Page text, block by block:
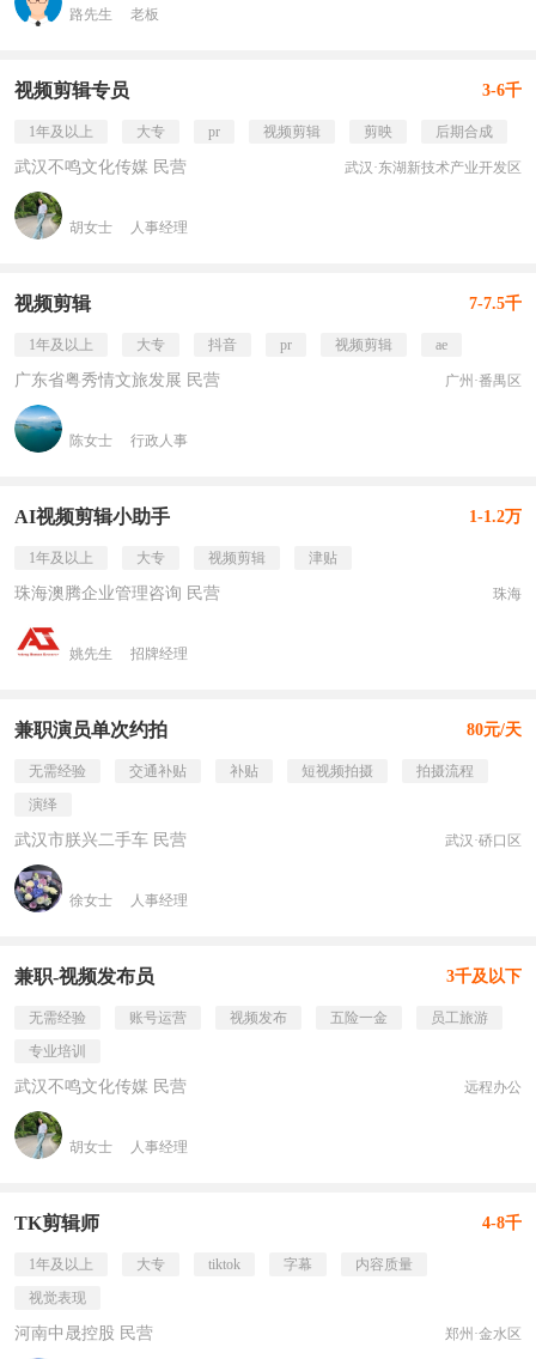
路先生 老板
视频剪辑专员 3-6千
1年及以上 大专 pr 视频剪辑 剪映 后期合成
武汉不鸣文化传媒 民营 武汉·东湖新技术产业开发区
胡女士 人事经理
视频剪辑 7-7.5千
1年及以上 大专 抖音 pr 视频剪辑 ae
广东省粤秀情文旅发展 民营 广州·番禺区
陈女士 行政人事
AI视频剪辑小助手 1-1.2万
1年及以上 大专 视频剪辑 津贴
珠海澳腾企业管理咨询 民营 珠海
姚先生 招牌经理
兼职演员单次约拍 80元/天
无需经验 交通补贴 补贴 短视频拍摄
拍摄流程
演绎
武汉市朕兴二手车 民营 武汉·硚口区
徐女士 人事经理
兼职-视频发布员 3千及以下
无需经验 账号运营 视频发布 五险一金
员工旅游
专业培训
武汉不鸣文化传媒 民营 远程办公
胡女士 人事经理
TK剪辑师 4-8千
1年及以上 大专 tiktok 字幕
内容质量
视觉表现
河南中晟控股 民营 郑州·金水区